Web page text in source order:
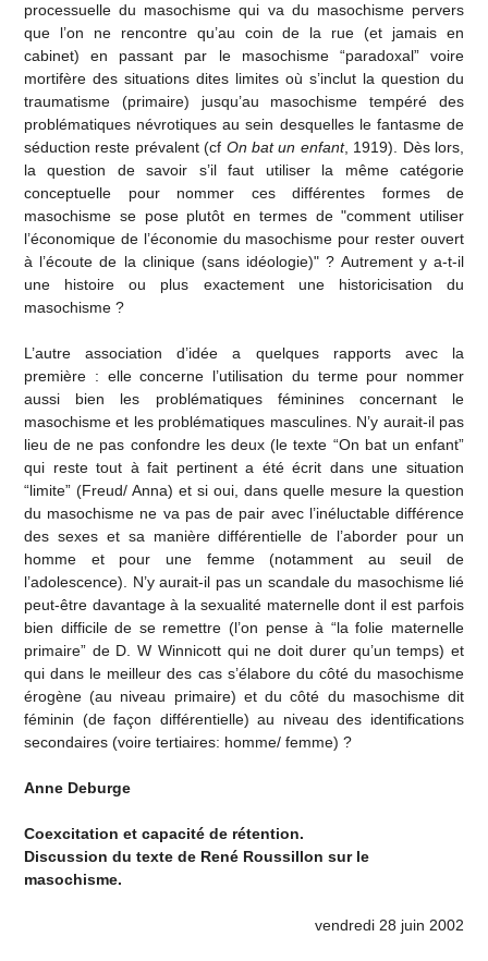
processuelle du masochisme qui va du masochisme pervers
que l’on ne rencontre qu’au coin de la rue (et jamais en
cabinet) en passant par le masochisme “paradoxal” voire
mortifère des situations dites limites où s’inclut la question du
traumatisme (primaire) jusqu’au masochisme tempéré des
problématiques névrotiques au sein desquelles le fantasme de
séduction reste prévalent (cf On bat un enfant, 1919). Dès lors,
la question de savoir s’il faut utiliser la même catégorie
conceptuelle pour nommer ces différentes formes de
masochisme se pose plutôt en termes de "comment utiliser
l’économique de l’économie du masochisme pour rester ouvert
à l’écoute de la clinique (sans idéologie)" ? Autrement y a-t-il
une histoire ou plus exactement une historicisation du
masochisme ?
L’autre association d’idée a quelques rapports avec la
première : elle concerne l’utilisation du terme pour nommer
aussi bien les problématiques féminines concernant le
masochisme et les problématiques masculines. N’y aurait-il pas
lieu de ne pas confondre les deux (le texte “On bat un enfant”
qui reste tout à fait pertinent a été écrit dans une situation
“limite” (Freud/ Anna) et si oui, dans quelle mesure la question
du masochisme ne va pas de pair avec l’inéluctable différence
des sexes et sa manière différentielle de l’aborder pour un
homme et pour une femme (notamment au seuil de
l’adolescence). N’y aurait-il pas un scandale du masochisme lié
peut-être davantage à la sexualité maternelle dont il est parfois
bien difficile de se remettre (l’on pense à “la folie maternelle
primaire” de D. W Winnicott qui ne doit durer qu’un temps) et
qui dans le meilleur des cas s’élabore du côté du masochisme
érogène (au niveau primaire) et du côté du masochisme dit
féminin (de façon différentielle) au niveau des identifications
secondaires (voire tertiaires: homme/ femme) ?
Anne Deburge
Coexcitation et capacité de rétention.
Discussion du texte de René Roussillon sur le
masochisme.
vendredi 28 juin 2002